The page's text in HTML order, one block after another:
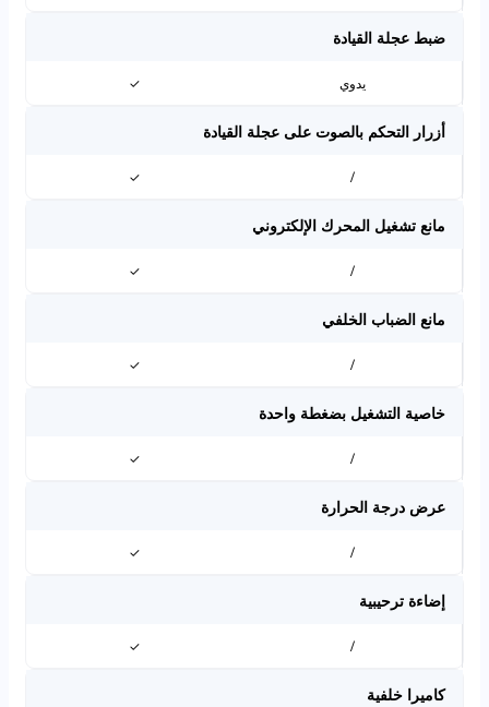
ضبط عجلة القيادة
يدوي ✓
أزرار التحكم بالصوت على عجلة القيادة
/
✓
مانع تشغيل المحرك الإلكتروني
/
✓
مانع الضباب الخلفي
/
✓
خاصية التشغيل بضغطة واحدة
/
✓
عرض درجة الحرارة
/
✓
إضاءة ترحيبية
/
✓
كاميرا خلفية